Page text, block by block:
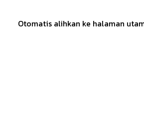
Otomatis alihkan ke halaman